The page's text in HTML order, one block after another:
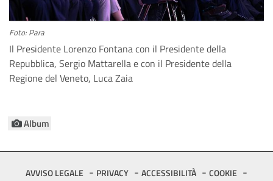
Foto: Para
Il Presidente Lorenzo Fontana con il Presidente della
Repubblica, Sergio Mattarella e con il Presidente della
Regione del Veneto, Luca Zaia
Album
FooterAVVISO LEGALE PRIVACY ACCESSIBILITÀ COOKIE